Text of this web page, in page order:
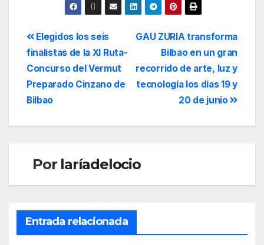
GAU ZURIA transforma
Bilbao en un gran
recorrido de arte, luz y
tecnología los días 19 y
20 de junio
Elegidos los seis
finalistas de la XI Ruta-
Concurso del Vermut
Preparado Cinzano de
Bilbao
Por laríadelocio
Entrada relacionada